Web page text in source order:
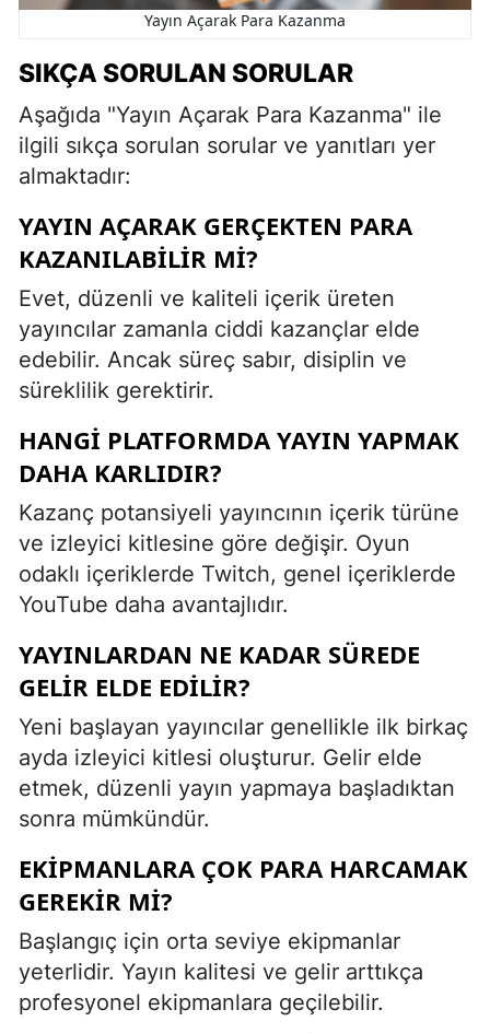
Yayın Açarak Para Kazanma
SIKÇA SORULAN SORULAR
Aşağıda "Yayın Açarak Para Kazanma" ile
ilgili sıkça sorulan sorular ve yanıtları yer
almaktadır:
YAYIN AÇARAK GERÇEKTEN PARA
KAZANILABILIR MI?
Evet, düzenli ve kaliteli içerik üreten
yayıncılar zamanla ciddi kazançlar elde
edebilir. Ancak süreç sabır, disiplin ve
süreklilik gerektirir.
HANGI PLATFORMDA YAYIN YAPMAK
DAHA KARLIDIR?
Kazanç potansiyeli yayıncının içerik türüne
ve izleyici kitlesine göre değişir. Oyun
odaklı içeriklerde Twitch, genel içeriklerde
YouTube daha avantajlıdır.
YAYINLARDAN NE KADAR SÜREDE
GELIR ELDE EDILIR?
Yeni başlayan yayıncılar genellikle ilk birkaç
ayda izleyici kitlesi oluşturur. Gelir elde
etmek, düzenli yayın yapmaya başladıktan
sonra mümkündür.
EKIPMANLARA ÇOK PARA HARCAMAK
GEREKIR MI?
Başlangıç için orta seviye ekipmanlar
yeterlidir. Yayın kalitesi ve gelir arttıkça
profesyonel ekipmanlara geçilebilir.